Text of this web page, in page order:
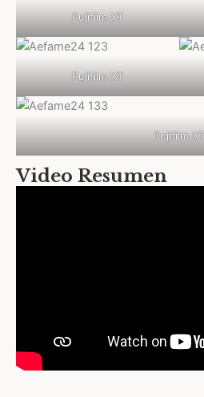
Fujifilm XT
Fujifilm XT
Fujifilm XT
Video Resumen